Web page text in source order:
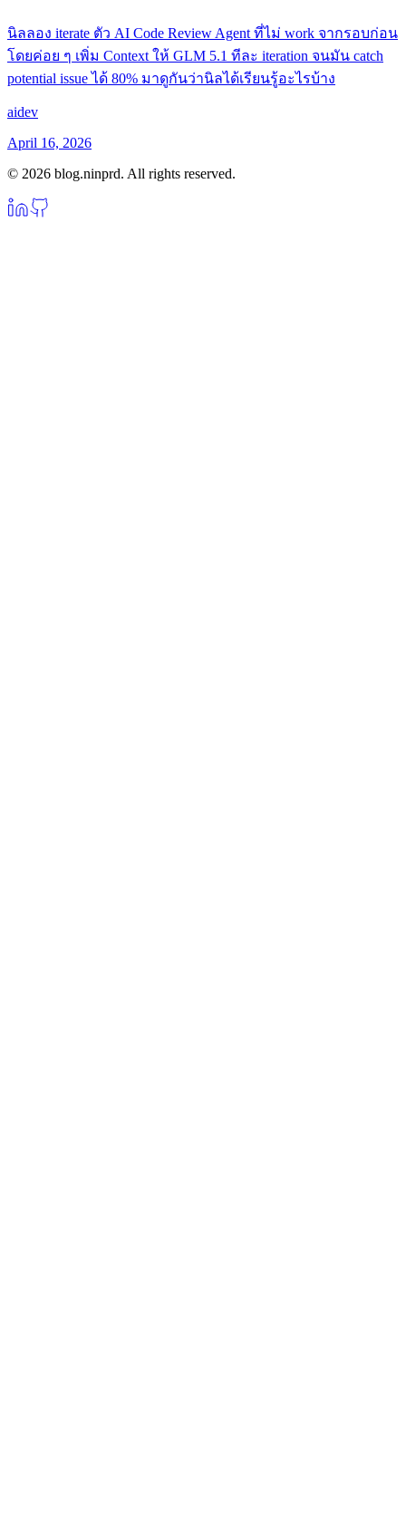
นิลลอง iterate ตัว AI Code Review Agent ที่ไม่ work จากรอบก่อน
โดยค่อย ๆ เพิ่ม Context ให้ GLM 5.1 ทีละ iteration จนมัน catch
potential issue ได้ 80% มาดูกันว่านิลได้เรียนรู้อะไรบ้าง
aidev
April 16, 2026
© 2026 blog.ninprd. All rights reserved.